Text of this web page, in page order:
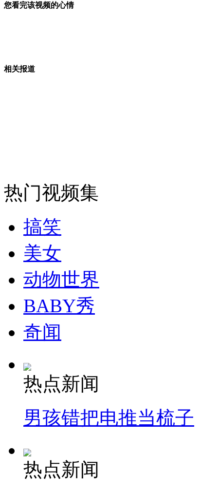
外交部：反对强权政治霸凌主义
外交部：有关国家言论片面不公正
安徽一实载49人客车翻车
走！跟着总书记去植树
消防员救轻生者
纽约上演“枕头大战”
司机酒驾遇交警 急速倒车逃窜
您看完该视频的心情
相关报道
热门视频集
搞笑
美女
动物世界
BABY秀
奇闻
热点新闻
男孩错把电推当梳子
热点新闻